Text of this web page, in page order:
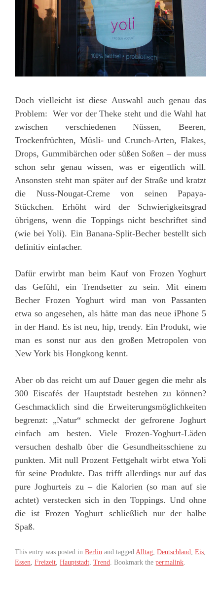
Doch vielleicht ist diese Auswahl auch genau das
Problem: Wer vor der Theke steht und die Wahl hat
zwischen verschiedenen Nüssen, Beeren,
Trockenfrüchten, Müsli- und Crunch-Arten, Flakes,
Drops, Gummibärchen oder süßen Soßen – der muss
schon sehr genau wissen, was er eigentlich will.
Ansonsten steht man später auf der Straße und kratzt
die Nuss-Nougat-Creme von seinen Papaya-
Stückchen. Erhöht wird der Schwierigkeitsgrad
übrigens, wenn die Toppings nicht beschriftet sind
(wie bei Yoli). Ein Banana-Split-Becher bestellt sich
definitiv einfacher.
Dafür erwirbt man beim Kauf von Frozen Yoghurt
das Gefühl, ein Trendsetter zu sein. Mit einem
Becher Frozen Yoghurt wird man von Passanten
etwa so angesehen, als hätte man das neue iPhone 5
in der Hand. Es ist neu, hip, trendy. Ein Produkt, wie
man es sonst nur aus den großen Metropolen von
New York bis Hongkong kennt.
Aber ob das reicht um auf Dauer gegen die mehr als
300 Eiscafés der Hauptstadt bestehen zu können?
Geschmacklich sind die Erweiterungsmöglichkeiten
begrenzt: „Natur“ schmeckt der gefrorene Joghurt
einfach am besten. Viele Frozen-Yoghurt-Läden
versuchen deshalb über die Gesundheitsschiene zu
punkten. Mit null Prozent Fettgehalt wirbt etwa Yoli
für seine Produkte. Das trifft allerdings nur auf das
pure Joghurteis zu – die Kalorien (so man auf sie
achtet) verstecken sich in den Toppings. Und ohne
die ist Frozen Yoghurt schließlich nur der halbe
Spaß.
This entry was posted in Berlin and tagged Alltag Deutschland Eis
Essen Freizeit Hauptstadt Trend . Bookmark the permalink